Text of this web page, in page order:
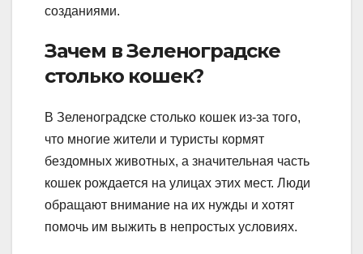
созданиями.
Зачем в Зеленоградске
столько кошек?
В Зеленоградске столько кошек из-за того,
что многие жители и туристы кормят
бездомных животных, а значительная часть
кошек рождается на улицах этих мест. Люди
обращают внимание на их нужды и хотят
помочь им выжить в непростых условиях.